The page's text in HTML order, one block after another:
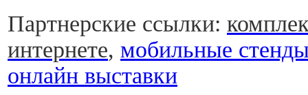
Партнерские ссылки:
интернете, мобильные
онлайн выставки